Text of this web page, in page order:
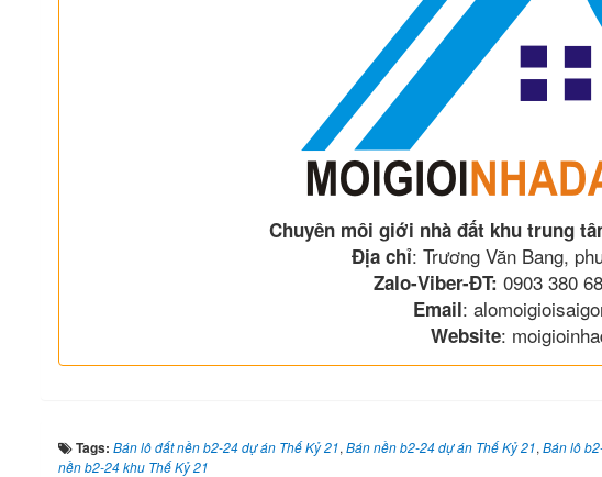
Chuyên môi giới nhà đất khu trung
Địa chỉ: Trương Văn Bang,
Zalo-Viber-ĐT: 0903 380
Email:
Website:
Tags: Bán lô đất nền b2-24 dự án Thế Kỷ 21, Bán nền b2-24 dự án Thế Kỷ 21, Bán lô
nền b2-24 khu Thế Kỷ 21